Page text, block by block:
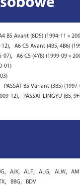
B5 Avant (8D5) (1994-11 »
12), A6 C5 Avant (4B5, 4B6)
07), A6 C5 (4Y8) (1999-09 »
01)
PASSAT B5 Variant (3B5)
12), PASSAT LINGYU (B5,
, AJK, ALF, ALG, ALW,
, BBG, BDV